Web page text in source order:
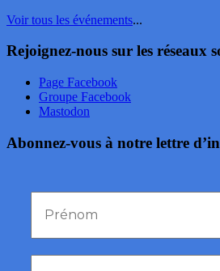
Voir tous les événements...
Rejoignez-nous sur les réseaux
Page Facebook
Groupe Facebook
Mastodon
Abonnez-vous à notre lettre